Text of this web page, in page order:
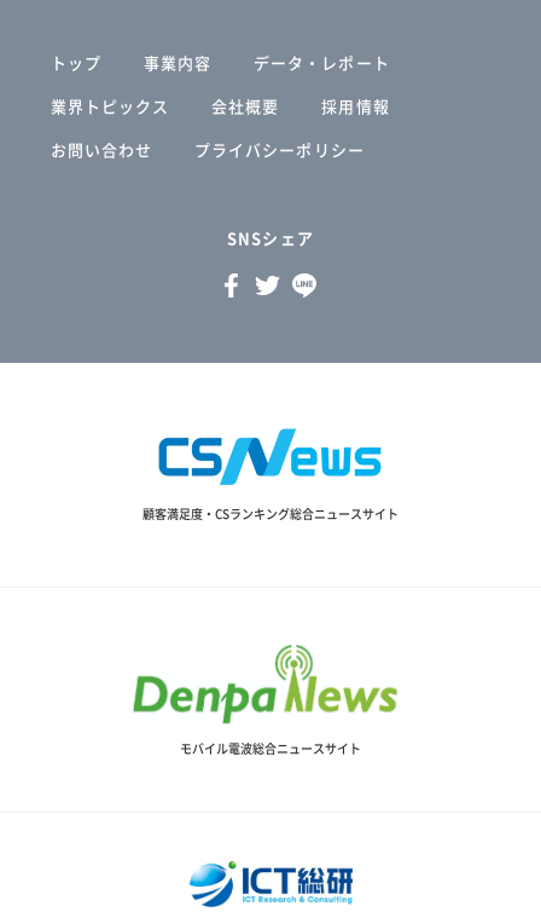
トップ 事業内容
データ・レポート
業界トピックス
会社概要
採用情報
お問い合わせ
プライバシーポリシー
SNSシェア
顧客満足度・CSランキング総合ニュースサイト
モバイル電波総合ニュースサイト